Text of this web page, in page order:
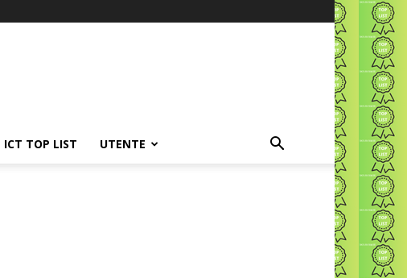
ICT TOP LIST UTENTE